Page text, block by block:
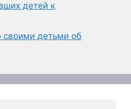
детей к
своими детьми об